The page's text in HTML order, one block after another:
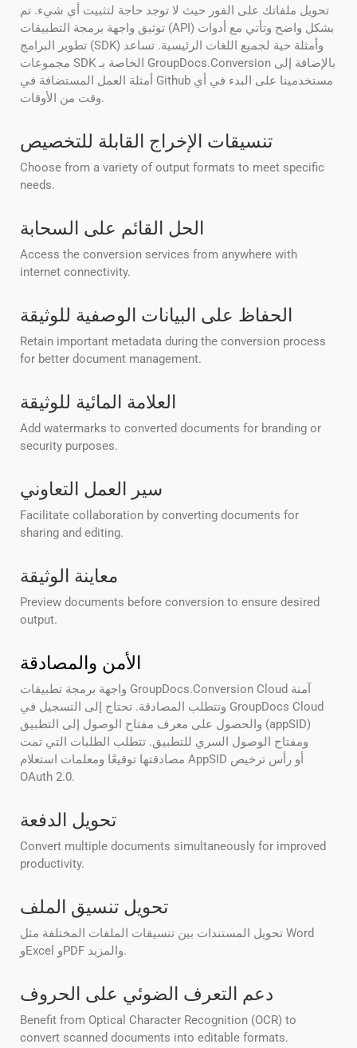
تحويل ملفاتك على الفور حيث لا توجد حاجة لتثبيت أي شيء. تم
توثيق واجهة برمجة التطبيقات (API) بشكل واضح وتأتي مع أدوات
تطوير البرامج (SDK) وأمثلة حية لجميع اللغات الرئيسية. تساعد
مجموعات SDK الخاصة بـ GroupDocs.Conversion بالإضافة إلى
أمثلة العمل المستضافة في Github مستخدمينا على البدء في أي
وقت من الأوقات.
تنسيقات الإخراج القابلة للتخصيص
Choose from a variety of output formats to meet specific
needs.
الحل القائم على السحابة
Access the conversion services from anywhere with
internet connectivity.
الحفاظ على البيانات الوصفية للوثيقة
Retain important metadata during the conversion process
for better document management.
العلامة المائية للوثيقة
Add watermarks to converted documents for branding or
security purposes.
سير العمل التعاوني
Facilitate collaboration by converting documents for
sharing and editing.
معاينة الوثيقة
Preview documents before conversion to ensure desired
output.
الأمن والمصادقة
واجهة برمجة تطبيقات GroupDocs.Conversion Cloud آمنة
وتتطلب المصادقة. تحتاج إلى التسجيل في GroupDocs Cloud
والحصول على معرف مفتاح الوصول إلى التطبيق (appSID)
ومفتاح الوصول السري للتطبيق. تتطلب الطلبات التي تمت
مصادقتها توقيعًا ومعلمات استعلام AppSID أو رأس ترخيص
OAuth 2.0.
تحويل الدفعة
Convert multiple documents simultaneously for improved
productivity.
تحويل تنسيق الملف
تحويل المستندات بين تنسيقات الملفات المختلفة مثل Word
وExcel وPDF والمزيد.
دعم التعرف الضوئي على الحروف
Benefit from Optical Character Recognition (OCR) to
convert scanned documents into editable formats.